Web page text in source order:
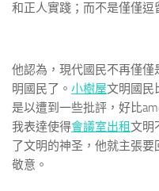
和正人實踐；而不是僅僅逗
他認為，現代國民不再僅
明國民了。 小樹屋文明國民
是以遭到一些批評，好比
我表達使得會議室出租文明
了文明的神圣，他就主張
敬意。